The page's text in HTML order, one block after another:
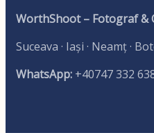
WorthShoot – Fotograf &
Suceava · Iași · Neamț ·
WhatsApp: +40747 332